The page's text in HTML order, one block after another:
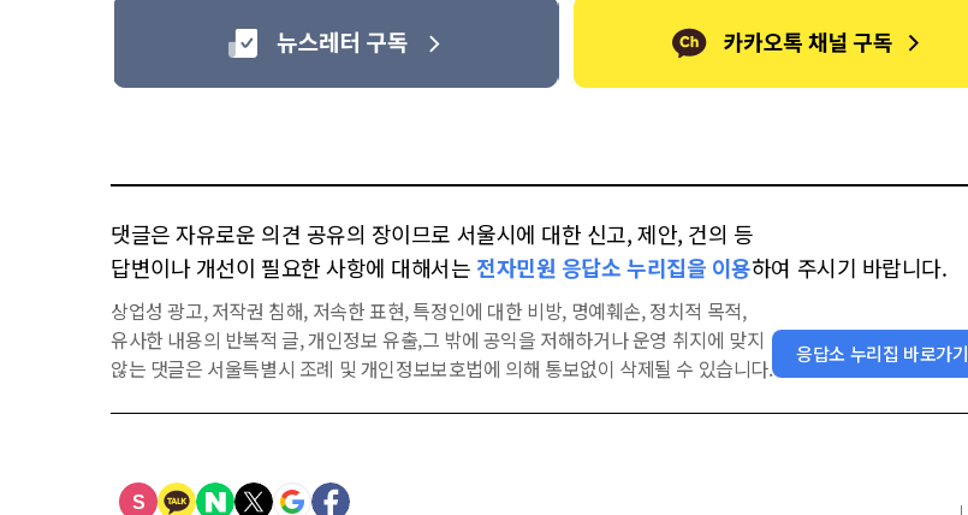
댓글은 자유로운 의견 공유의 장이므로 서울시에 대한 신고, 제안, 건의 등
답변이나 개선이 필요한 사항에 대해서는 전자민원 응답소 누리집을 이용하여 주시기 바랍니다.
상업성 광고, 저작권 침해, 저속한 표현, 특정인에 대한 비방, 명예훼손, 정치적 목적,
유사한 내용의 반복적 글, 개인정보 유출,그 밖에 공익을 저해하거나 운영 취지에 맞지
않는 댓글은 서울특별시 조례 및 개인정보보호법에 의해 통보없이 삭제될 수 있습니다.
응답소 누리집 바로가기